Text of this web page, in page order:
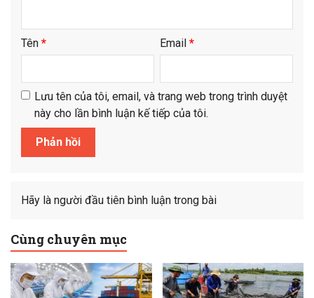
Tên * Email *
Lưu tên của tôi, email, và trang web trong trình duyệt
này cho lần bình luận kế tiếp của tôi.
Hãy là người đầu tiên bình luận trong bài
Cùng chuyên mục